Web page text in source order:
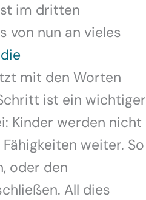
im dritten
von nun an vieles
die
mit den Worten
ist ein wichtiger
Kinder werden nicht
weiter. So
oder den
All dies